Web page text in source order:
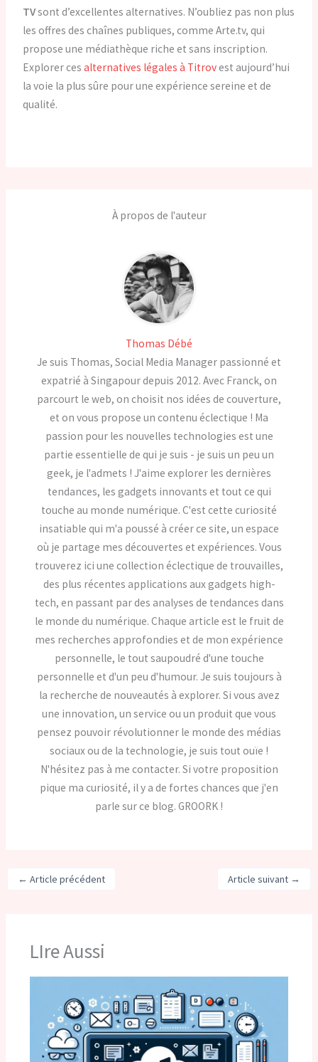
TVsont d’excellentes alternatives. N’oubliez pas non plus
les offres des chaînes publiques, comme Arte.tv, qui
propose une médiathèque riche et sans inscription.
Explorer cesalternatives légales à Titrovest aujourd’hui
la voie la plus sûre pour une expérience sereine et de
qualité.
À propos de l'auteur
Thomas Débé
Je suis Thomas, Social Media Manager passionné et
expatrié à Singapour depuis 2012. Avec Franck, on
parcourt le web, on choisit nos idées de couverture,
et on vous propose un contenu éclectique ! Ma
passion pour les nouvelles technologies est une
partie essentielle de qui je suis - je suis un peu un
geek, je l'admets ! J'aime explorer les dernières
tendances, les gadgets innovants et tout ce qui
touche au monde numérique. C'est cette curiosité
insatiable qui m'a poussé à créer ce site, un espace
où je partage mes découvertes et expériences. Vous
trouverez ici une collection éclectique de trouvailles,
des plus récentes applications aux gadgets high-
tech, en passant par des analyses de tendances dans
le monde du numérique. Chaque article est le fruit de
mes recherches approfondies et de mon expérience
personnelle, le tout saupoudré d'une touche
personnelle et d'un peu d'humour. Je suis toujours à
la recherche de nouveautés à explorer. Si vous avez
une innovation, un service ou un produit que vous
pensez pouvoir révolutionner le monde des médias
sociaux ou de la technologie, je suis tout ouïe !
N'hésitez pas à me contacter. Si votre proposition
pique ma curiosité, il y a de fortes chances que j'en
parle sur ce blog. GROORK !
← Article précédent Article suivant →
LIre Aussi